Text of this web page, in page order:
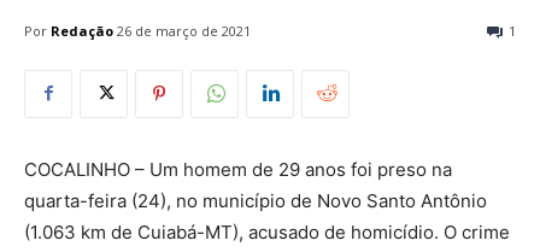
Por Redação 1
26 de março de 2021
COCALINHO – Um homem de 29 anos foi preso na
quarta-feira (24), no município de Novo Santo Antônio
(1.063 km de Cuiabá-MT), acusado de homicídio. O crime